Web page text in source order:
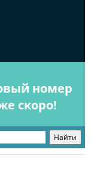
номер
скоро!